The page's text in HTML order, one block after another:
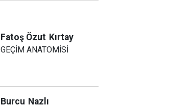
Fatoş Özut Kırtay
GEÇİM ANATOMİSİ
Burcu Nazlı